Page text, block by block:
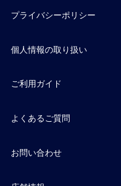
プライバシーポリシー
個人情報の取り扱い
ご利用ガイド
よくあるご質問
お問い合わせ